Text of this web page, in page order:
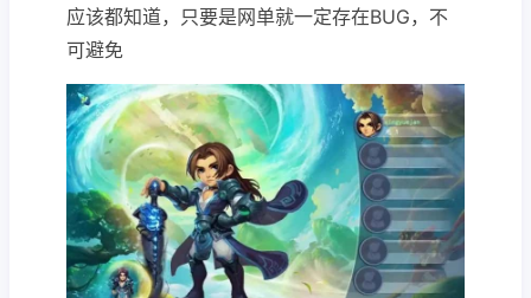
应该都知道，只要是网单就一定存在BUG，不
可避免